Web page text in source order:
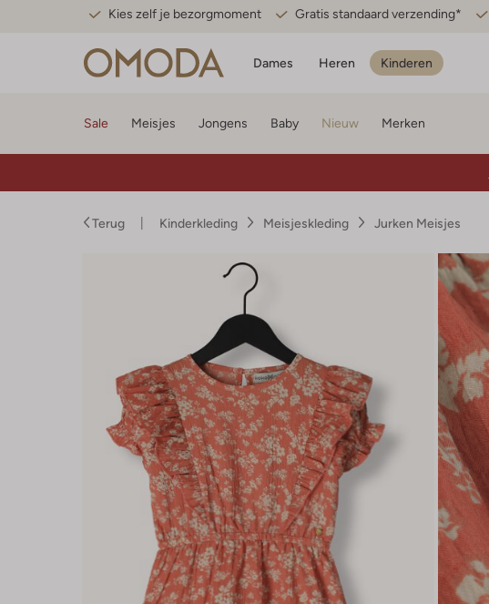
Kies zelf je bezorgmoment Gratis standaard verzending*
Dames Heren Kinderen
Sale Meisjes Jongens Baby Nieuw Merken
Terug Kinderkleding Meisjeskleding Jurken Meisjes